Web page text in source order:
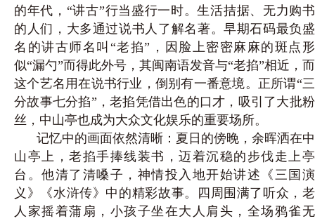
的年代，“讲古”行当盛行一时。生活拮据、无力购书
的人们，大多通过说书人了解名著。早期石码最负盛
名的讲古师名叫“老掐”，因脸上密密麻麻的斑点形
似“漏勺”而得此外号，其闽南语发音与“老掐”相近，而
这个艺名用在说书行业，倒别有一番意境。正所谓“三
分故事七分掐”，老掐凭借出色的口才，吸引了大批粉
丝，中山亭也成为大众文化娱乐的重要场所。
记忆中的画面依然清晰：夏日的傍晚，余晖洒在中
山亭上，老掐手捧线装书，迈着沉稳的步伐走上亭
台。他清了清嗓子，神情投入地开始讲述《三国演
义》《水浒传》中的精彩故事。四周围满了听众，老
人家摇着蒲扇，小孩子坐在大人肩头，全场鸦雀无